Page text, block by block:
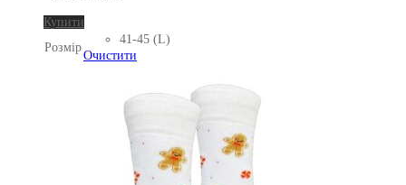
Купити
товар
має
Параметри
Розмір
41-45 (L)
Очистити